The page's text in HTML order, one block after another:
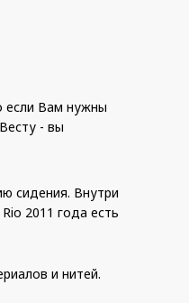
если Вам нужны
- вы
сидения. Внутри
2011 года есть
и нитей.